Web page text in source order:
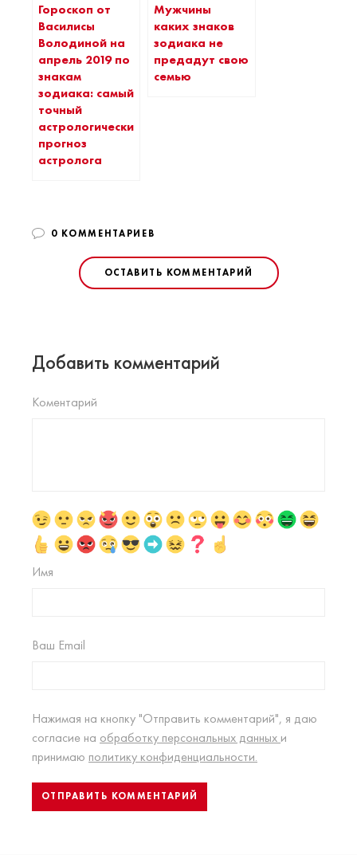
Гороскоп от
Василисы
Володиной на
апрель 2019 по
знакам
зодиака: самый
точный
астрологический
прогноз
астролога
Мужчины
каких знаков
зодиака не
предадут свою
семью
0 КОММЕНТАРИЕВ
ОСТАВИТЬ КОММЕНТАРИЙ
Добавить комментарий
Коментарий
Имя
Ваш Email
Нажимая на кнопку "Отправить комментарий", я даю
согласие на обработку персональных данных и
принимаю политику конфиденциальности.